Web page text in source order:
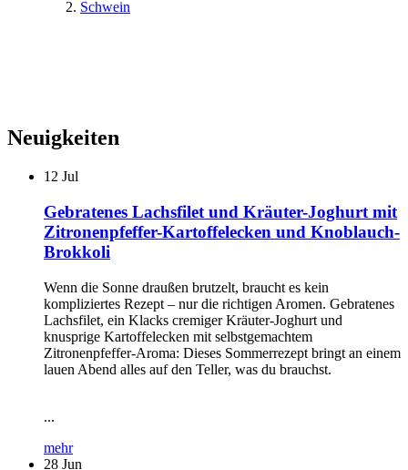
Schwein
Neuigkeiten
12 Jul
Gebratenes Lachsfilet und Kräuter-Joghurt mit
Zitronenpfeffer-Kartoffelecken und Knoblauch-
Brokkoli
Wenn die Sonne draußen brutzelt, braucht es kein
kompliziertes Rezept – nur die richtigen Aromen. Gebratenes
Lachsfilet, ein Klacks cremiger Kräuter-Joghurt und
knusprige Kartoffelecken mit selbstgemachtem
Zitronenpfeffer-Aroma: Dieses Sommerrezept bringt an einem
lauen Abend alles auf den Teller, was du brauchst.
...
mehr
28 Jun